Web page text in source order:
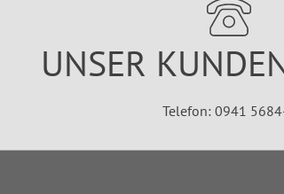
UNSER
Telefon: 0941